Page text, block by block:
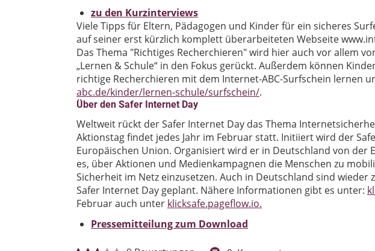
zu den Kurzinterviews
Viele Tipps für Eltern, Pädagogen und Kinder für ein sicheres
auf seiner erst kürzlich komplett überarbeiteten Webseite
Das Thema "Richtiges Recherchieren" wird hier auch vor allem
„Lernen & Schule“ in den Fokus gerückt. Außerdem können
richtige Recherchieren mit dem Internet-ABC-Surfschein lernen
abc.de/kinder/lernen-schule/surfschein/.
Über den Safer Internet Day
Weltweit rückt der Safer Internet Day das Thema
Aktionstag findet jedes Jahr im Februar statt. Initiiert wird der
Europäischen Union. Organisiert wird er in Deutschland von der
es, über Aktionen und Medienkampagnen die Menschen zu
Sicherheit im Netz einzusetzen. Auch in Deutschland sind wieder
Safer Internet Day geplant. Nähere Informationen gibt es unter:
Februar auch unter klicksafe.pageflow.io.
Pressemitteilung zum Download